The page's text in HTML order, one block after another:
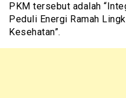
PKM tersebut adalah
Peduli Energi Ramah
Kesehatan”.